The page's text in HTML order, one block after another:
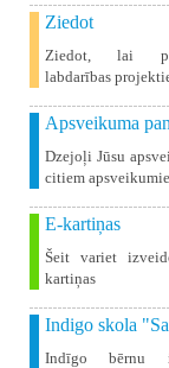
Ziedot
Ziedot, lai
labdarības
Apsveikuma
Dzejoļi Jūsu
citiem
E-kartiņas
Šeit variet
kartiņas
Indigo skola
Indīgo bērnu